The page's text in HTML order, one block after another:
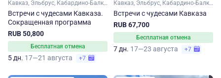
Кавказ, Эльбрус, Кабардино-Балкария, Ингушетия, Чечня, Ставропольский край, Кавказские Минеральные Воды
Встречи с чудесами Кавказа.
Сокращенная программа
RUB 50,800
Бесплатная отмена
5 дн. 17—21 августа +7
Кавказ, Эльбрус, Кабардино-Балкария, Домбай, Карачаево-Черкесия, Северная Осетия, Ингушетия, Чечня, Ставропольский край, Кавказские Минеральные Воды
Встречи с чудесами Кавказа
RUB 67,700
Бесплатная отмена
7 дн. 17—23 августа +7